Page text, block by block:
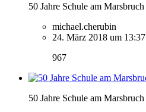
50 Jahre Schule am Marsbruch
michael.cherubin
24. März 2018 um 13:37
967
50 Jahre Schule am Marsbruch